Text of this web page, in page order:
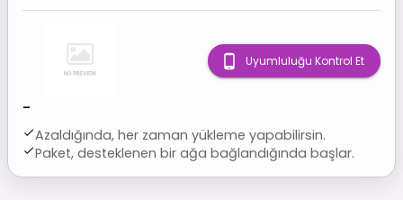
-
Azaldığında, her zaman yükleme yapabilirsin.
Paket, desteklenen bir ağa bağlandığında başlar.
Uyumluluğu Kontrol Et